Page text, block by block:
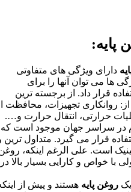
پایه:
دارای ویژگی های متفاوتی
ها می توان آنها را برای
قرار داد. از برجسته ترین
روانکاری تجهیزات، محافظت از
حرارتی، انتقال حرارت و….
در سراسر جهان موجود است که
قرار می گیرد. متداول ترین و
است. علی الرغم اینکه، روغن
با خواص و کارایی بسیار بالا در
روغن پایههستند و پیش از اینکه